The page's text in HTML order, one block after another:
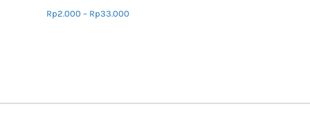
Rp2.000 – Rp33.000